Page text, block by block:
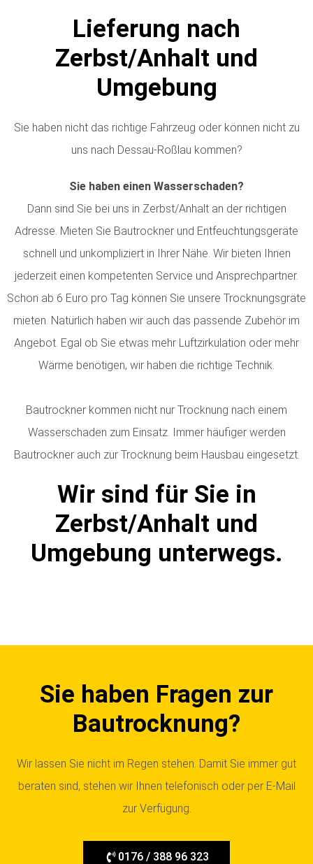
Lieferung nach
Zerbst/Anhalt und
Umgebung
Sie haben nicht das richtige Fahrzeug oder können nicht zu
uns nach Dessau-Roßlau kommen?
Sie haben einen Wasserschaden?
Dann sind Sie bei uns in Zerbst/Anhalt an der richtigen
Adresse. Mieten Sie Bautrockner und Entfeuchtungsgeräte
schnell und unkompliziert in Ihrer Nähe. Wir bieten Ihnen
jederzeit einen kompetenten Service und Ansprechpartner.
Schon ab 6 Euro pro Tag können Sie unsere Trocknungsgräte
mieten. Natürlich haben wir auch das passende Zubehör im
Angebot. Egal ob Sie etwas mehr Luftzirkulation oder mehr
Wärme benötigen, wir haben die richtige Technik.
Bautrockner kommen nicht nur Trocknung nach einem
Wasserschaden zum Einsatz. Immer häufiger werden
Bautrockner auch zur Trocknung beim Hausbau eingesetzt.
Wir sind für Sie in
Zerbst/Anhalt und
Umgebung unterwegs.
Sie haben Fragen zur
Bautrocknung?
Wir lassen Sie nicht im Regen stehen. Damit Sie immer gut
beraten sind, stehen wir Ihnen telefonisch oder per E-Mail
zur Verfügung.
0176 / 388 96 323